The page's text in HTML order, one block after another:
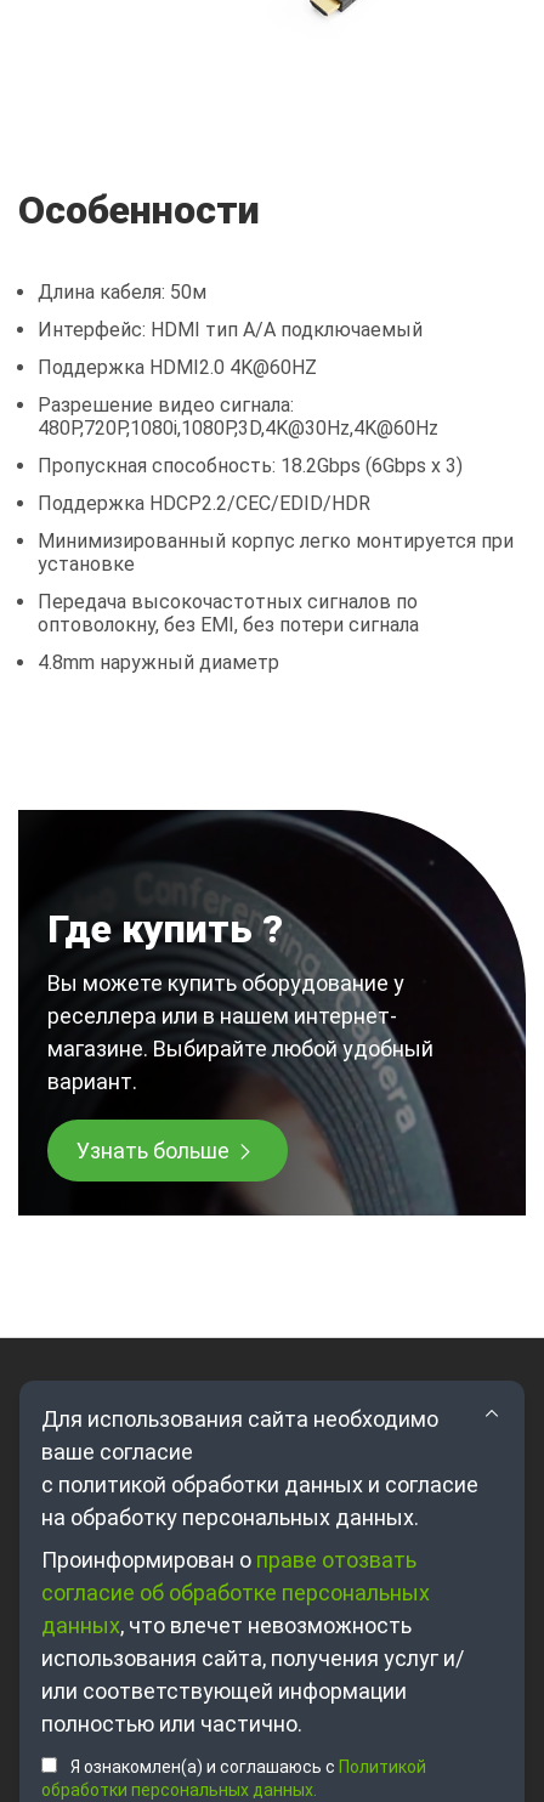
Особенности
Длина кабеля: 50м
Интерфейс: HDMI тип A/A подключаемый
Поддержка HDMI2.0 4K@60HZ
Разрешение видео сигнала:
480P,720P,1080i,1080P,3D,4K@30Hz,4K@60Hz
Пропускная способность: 18.2Gbps (6Gbps x 3)
Поддержка HDCP2.2/CEC/EDID/HDR
Минимизированный корпус легко монтируется при
установке
Передача высокочастотных сигналов по
оптоволокну, без EMI, без потери сигнала
4.8mm наружный диаметр
Где купить ?
Вы можете купить оборудование у
реселлера или в нашем интернет-
магазине. Выбирайте любой удобный
вариант.
Узнать больше
Для использования сайта необходимо
ваше согласие
с политикой обработки данных и согласие
на обработку персональных данных.
Проинформирован о праве отозвать
согласие об обработке персональных
данных, что влечет невозможность
использования сайта, получения услуг и/
или соответствующей информации
полностью или частично.
Я ознакомлен(а) и соглашаюсь с Политикой
обработки персональных данных.
Где купить?
Партнерам
О компании
Контакты
+7 495 698-63-89
sales@unitsolutions.ru